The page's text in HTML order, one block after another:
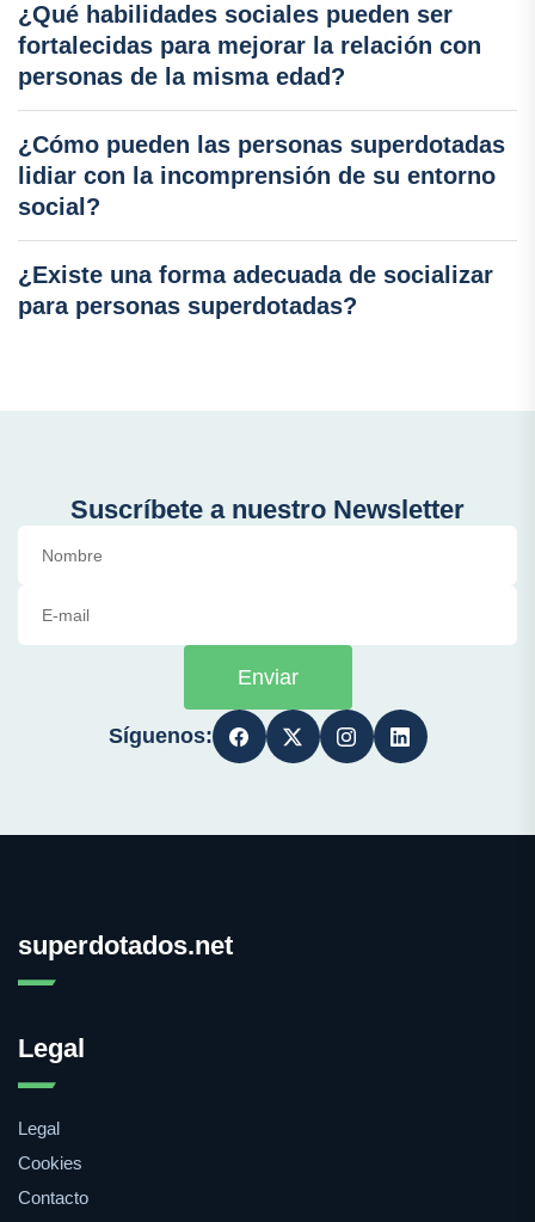
¿Qué habilidades sociales pueden ser
fortalecidas para mejorar la relación con
personas de la misma edad?
¿Cómo pueden las personas superdotadas
lidiar con la incomprensión de su entorno
social?
¿Existe una forma adecuada de socializar
para personas superdotadas?
Suscríbete a nuestro Newsletter
Enviar
Síguenos:
superdotados.net
Legal
Legal
Cookies
Contacto